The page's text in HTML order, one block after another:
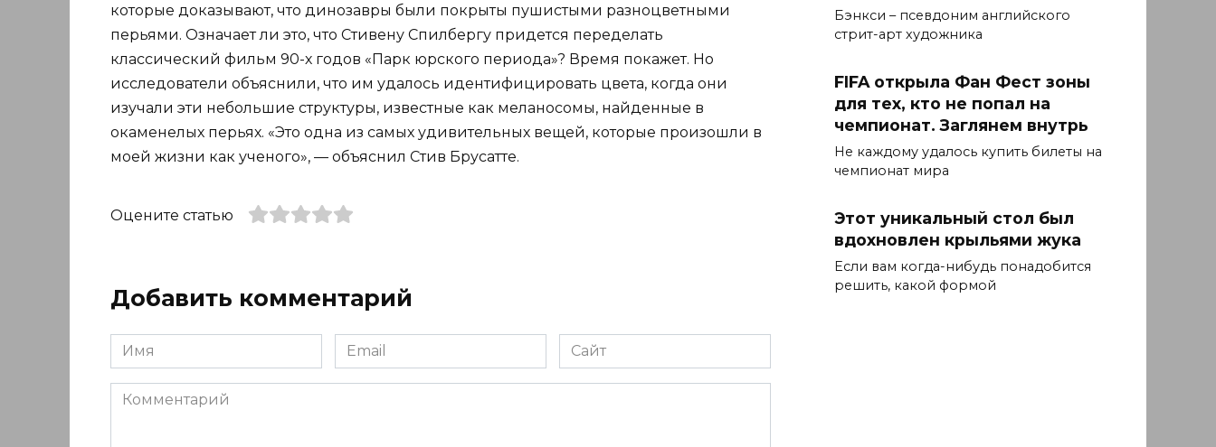
которые доказывают, что динозавры были покрыты пушистыми разноцветными
перьями. Означает ли это, что Стивену Спилбергу придется переделать
классический фильм 90-х годов «Парк юрского периода»? Время покажет. Но
исследователи объяснили, что им удалось идентифицировать цвета, когда они
изучали эти небольшие структуры, известные как меланосомы, найденные в
окаменелых перьях. «Это одна из самых удивительных вещей, которые произошли в
моей жизни как ученого», — объяснил Стив Брусатте.
Оцените статью
Добавить комментарий
Имя
*
Email
*
Сайт
Комментарий
Бэнкси – псевдоним английского
стрит-арт художника
FIFA открыла Фан Фест зоны
для тех, кто не попал на
чемпионат. Заглянем внутрь
Не каждому удалось купить билеты на
чемпионат мира
Этот уникальный стол был
вдохновлен крыльями жука
Если вам когда-нибудь понадобится
решить, какой формой